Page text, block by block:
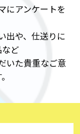
にアンケートを
出や、仕送りに
ど
いた貴重なご意